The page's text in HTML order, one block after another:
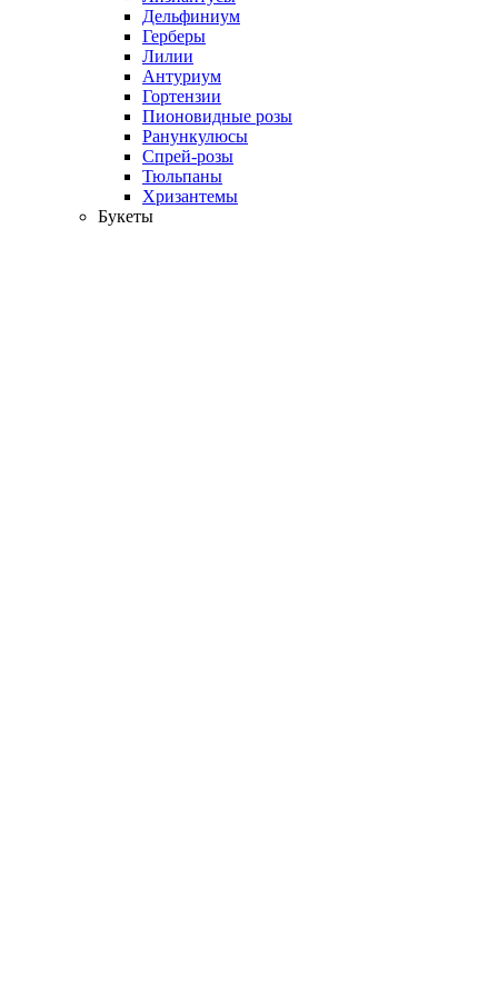
Дельфиниум
Герберы
Лилии
Антуриум
Гортензии
Пионовидные розы
Ранункулюсы
Спрей-розы
Тюльпаны
Хризантемы
Букеты